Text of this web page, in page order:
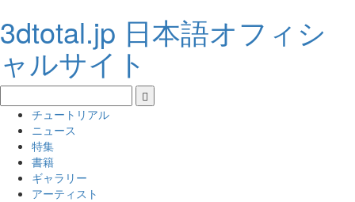
3dtotal.jp 日本語オフィシ
ャルサイト
チュートリアル
ニュース
特集
書籍
ギャラリー
アーティスト